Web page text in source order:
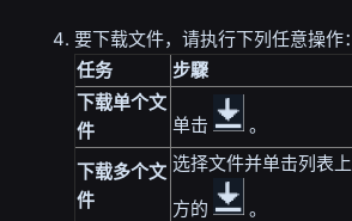
要下载文件，请执行下列任意操作：
任务
步驟
下载单个文
件
单击 。
下载多个文
件
选择文件并单击列表上
方的
。